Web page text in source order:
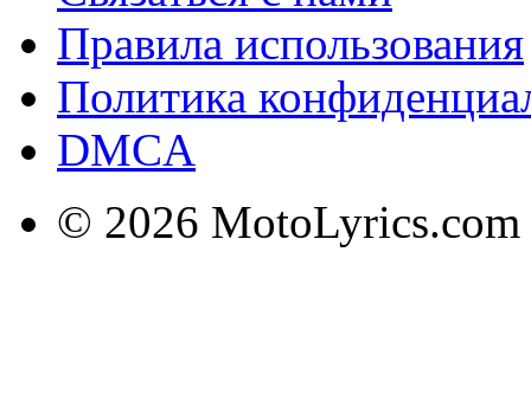
Правила использования
Политика
DMCA
© 2026